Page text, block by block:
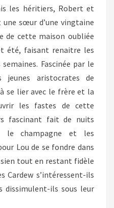
les héritiers, Robert et
sœur d’une vingtaine
de cette maison oubliée
été, faisant renaitre les
Fascinée par le
jeunes aristocrates de
se lier avec le frère et la
les fastes de cette
fascinant fait de nuits
le champagne et les
Lou de se fondre dans
tout en restant fidèle
Cardew s’intéressent-ils
dissimulent-ils sous leur